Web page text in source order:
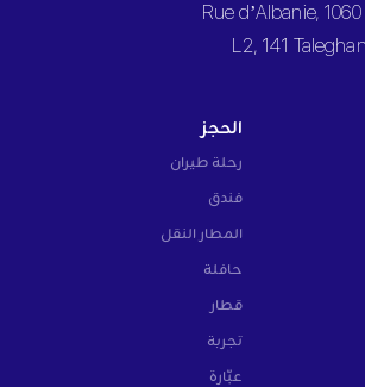
الحجز
رحلة طيران
فندق
المطار النقل
حافلة
قطار
تجربة
عبّارة